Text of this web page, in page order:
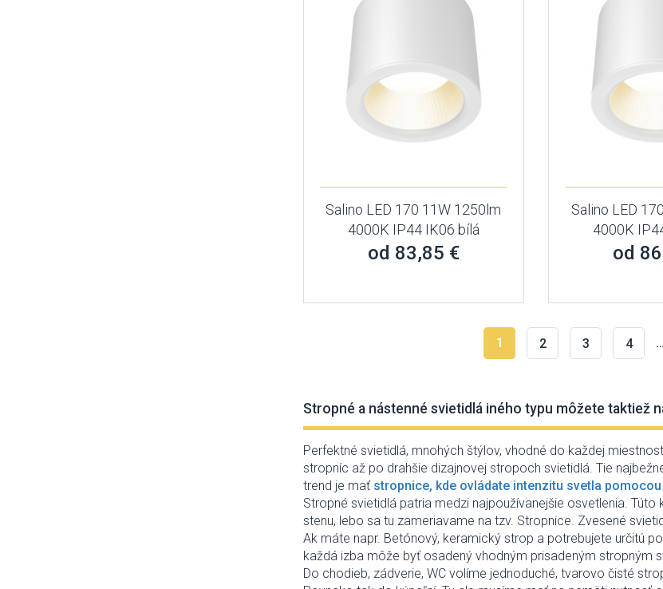
Salino LED 170 11W 1250lm
4000K IP44 IK06 bílá
od 83,85 €
Salino LED
4000K
od
1 2 3 4 …
Stropné a nástenné svietidlá iného typu môžete taktiež
Perfektné svietidlá, mnohých štýlov, vhodné do každej
stropníc až po drahšie dizajnovej stropoch svietidlá. Tie
trend je mať stropnice, kde ovládate intenzitu svetla
Stropné svietidlá patria medzi najpoužívanejšie osvetlenia.
stenu, lebo sa tu zameriavame na tzv. Stropnice. Zvesené
Ak máte napr. Betónový, keramický strop a potrebujete určitú
každá izba môže byť osadený vhodným prisadeným stropným
Do chodieb, zádverie, WC volíme jednoduché, tvarovo čisté